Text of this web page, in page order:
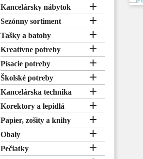
Kancelársky nábytok 
Sezónny sortiment 
Tašky a batohy 
Kreatívne potreby 
Písacie potreby 
Školské potreby 
Kancelárska technika 
Korektory a lepidlá 
Papier, zošity a knihy 
Obaly 
Pečiatky 